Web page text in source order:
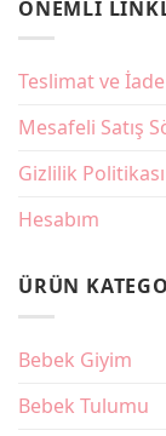
Takım
mı
Nisan’da
Çocuklar
Saç
ÖNEMLI
Teslimat ve
Mesafeli Satış
Gizlilik Politikası
Hesabım
ÜRÜN
Bebek Giyim
Bebek Tulumu